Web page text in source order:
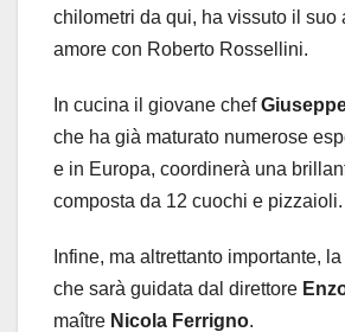
chilometri da qui, ha vissuto il suo
amore con Roberto Rossellini.
In cucina il giovane chef
che ha già maturato numerose
e in Europa, coordinerà una
composta da 12 cuochi e pizzaioli.
Infine, ma altrettanto importante,
che sarà guidata dal direttore
maître Nicola Ferrigno.